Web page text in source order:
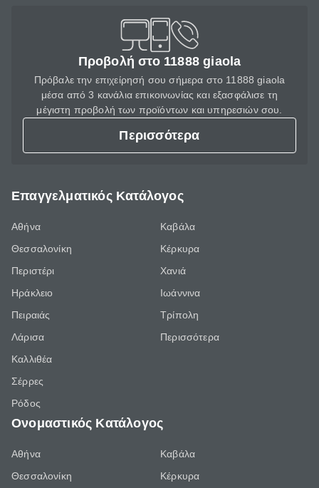
Προβολή στο 11888 giaola
Πρόβαλε την επιχείρησή σου σήμερα στο 11888 giaola
μέσα από 3 κανάλια επικοινωνίας και εξασφάλισε τη
μέγιστη προβολή των προϊόντων και υπηρεσιών σου.
Περισσότερα
Επαγγελματικός Κατάλογος
Αθήνα
Θεσσαλονίκη
Περιστέρι
Ηράκλειο
Πειραιάς
Λάρισα
Καλλιθέα
Σέρρες
Ρόδος
Καβάλα
Κέρκυρα
Χανιά
Ιωάννινα
Τρίπολη
Περισσότερα
Ονομαστικός Κατάλογος
Αθήνα
Θεσσαλονίκη
Καβάλα
Κέρκυρα